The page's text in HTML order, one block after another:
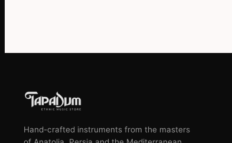
Hand-crafted instruments from the masters